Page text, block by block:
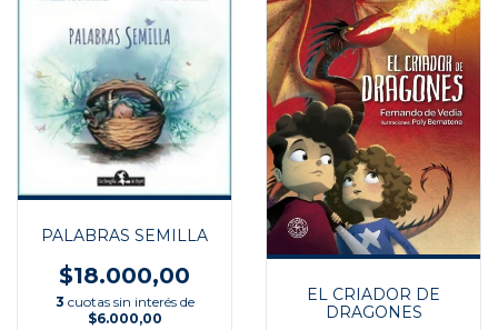
PALABRAS SEMILLA
$18.000,00
3 cuotas sin interés de
$6.000,00
EL CRIADOR DE
DRAGONES